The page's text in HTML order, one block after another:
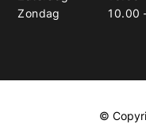
Zondag
10.00
©